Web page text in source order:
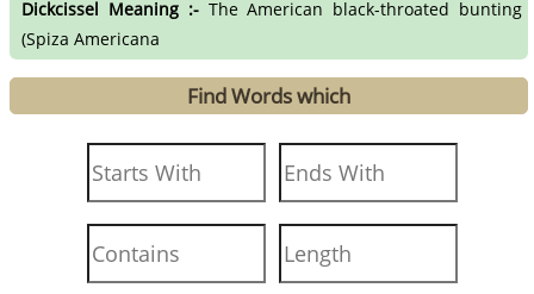
Dickcissel Meaning :-The American black-throated bunting
(Spiza Americana
Find Words which